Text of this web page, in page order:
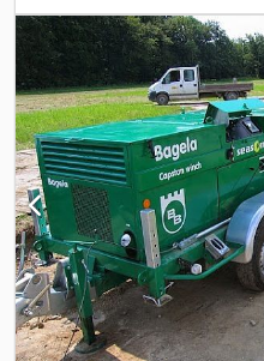
Tandemaksel med bremser
plastkabinet 4-cylindret motor,
gearkasse 1000 meter
Trækhastighed 30 m/min.
Ah Ueck Betjening via
Trækhastigheden er trinløst
to udtrækkelige støtteben
interesse Fragt og